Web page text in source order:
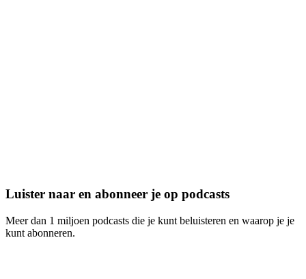
Luister naar en abonneer je op podcasts
Meer dan 1 miljoen podcasts die je kunt beluisteren en waarop je je
kunt abonneren.